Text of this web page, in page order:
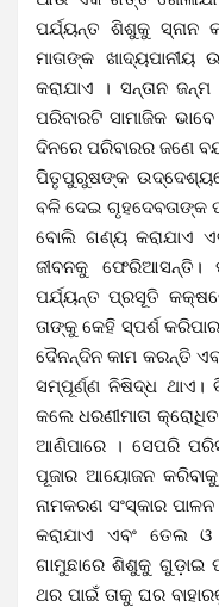
ପର୍ଯ୍ୟନ୍ତ ଶିଶୁକୁ ସ୍ନାନ
ମାତାଙ୍କ
କରାଯାଏ । ସନ୍ତାନ
ପରିବାରଟି ସାମାଜିକ
ଦିନରେ ପରିବାରର ଜଣେ
ପିତୃପୁରୁଷଙ୍କ
ବଳି ଦେଇ ଗୃହଦେବତାଙ୍କ
ବୋଲି ଗଣ୍ୟ କରାଯାଏ
ଜୀବନକୁ ଫେରିଆସନ୍ତି।
ପର୍ଯ୍ୟନ୍ତ ପ୍ରସୂତି
ତାଙ୍କୁ କେହି ସ୍ପର୍ଶ
ଦୈନନ୍ଦିନ କାମ କରନ୍ତି
ସମ୍ପୂର୍ଣ୍ଣ ନିଷିଦ୍ଧ
କଲେ ଧରଣୀମାତା
ଆଣିପାରେ । ସେପରି
ପୂଜାର ଆୟୋଜନ
ନାମକରଣ ସଂସ୍କାର
କରାଯାଏ ଏବଂ ତେଲ ଓ
ଗାମୁଛାରେ ଶିଶୁକୁ
ଥର ପାଇଁ ତାକୁ ଘର